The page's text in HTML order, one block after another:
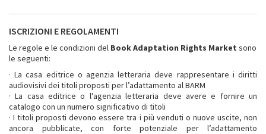
ISCRIZIONI E REGOLAMENTI
Le regole e le condizioni del Book Adaptation Rights Market sono
le seguenti:
· La casa editrice o agenzia letteraria deve rappresentare i diritti
audiovisivi dei titoli proposti per l’adattamento al BARM
· La casa editrice o l'agenzia letteraria deve avere e fornire un
catalogo con un numero significativo di titoli
· I titoli proposti devono essere tra i più venduti o nuove uscite, non
ancora pubblicate, con forte potenziale per l’adattamento